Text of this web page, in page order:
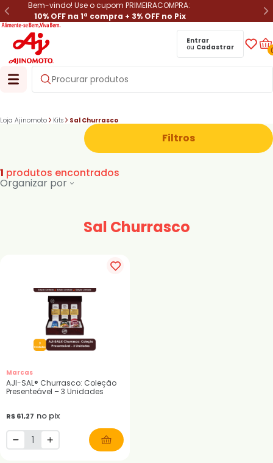
Bem-vindo! Use o cupom PRIMEIRACOMPRA:
10% OFF na 1ª compra + 3% OFF no Pix
Entrar
ou Cadastrar
Loja Ajinomoto Kits Sal Churrasco
Filtros
1 produtos encontrados
Organizar por
Sal Churrasco
Marcas
AJI-SAL® Churrasco: Coleção
Presenteável – 3 Unidades
R$ 61,27 no pix